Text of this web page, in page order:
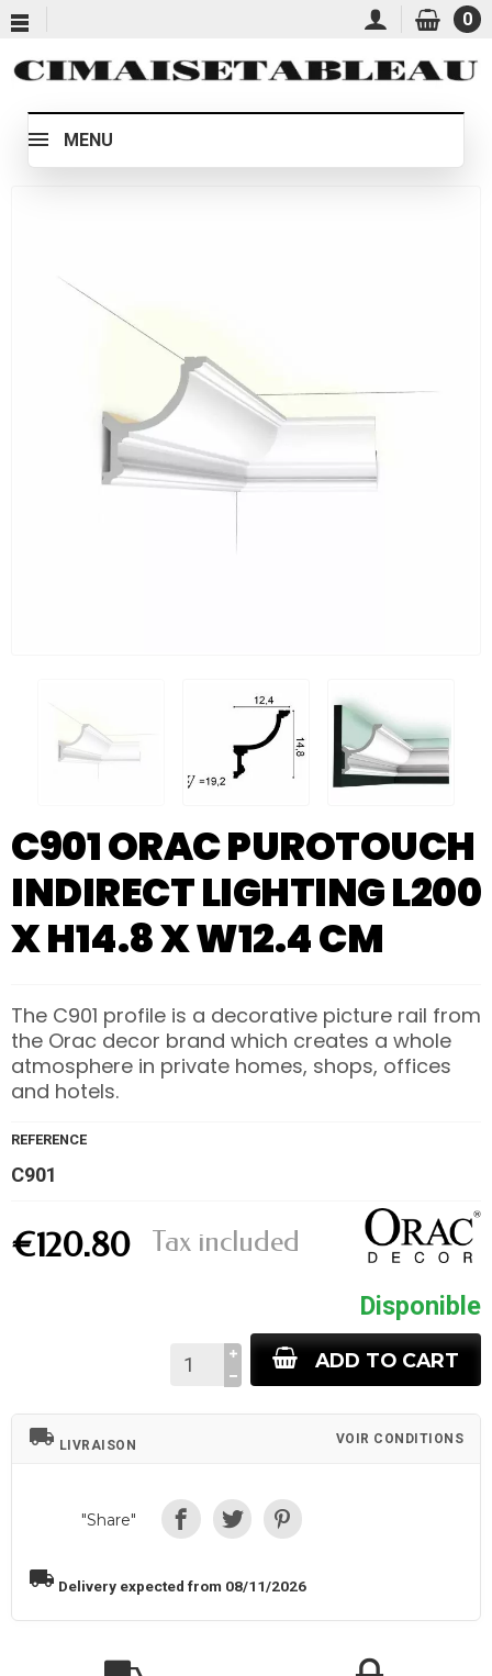
0
MENU
C901 ORAC PUROTOUCH
INDIRECT LIGHTING L200
X H14.8 X W12.4 CM
The C901 profile is a decorative picture rail from
the Orac decor brand which creates a whole
atmosphere in private homes, shops, offices
and hotels.
REFERENCE
C901
€120.80 Tax included
Disponible
ADD TO CART
local_shipping LIVRAISON VOIR CONDITIONS
"Share"
local_shipping Delivery expected from 08/11/2026